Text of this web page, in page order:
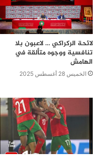
لائحة الركراكي … لاعبون بلا
تنافسية ووجوه متألقة في
الهامش
الخميس 28 أغسطس 2025